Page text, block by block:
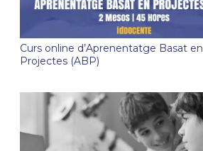
Curs online d’Aprenentatge Basat en
Projectes (ABP)